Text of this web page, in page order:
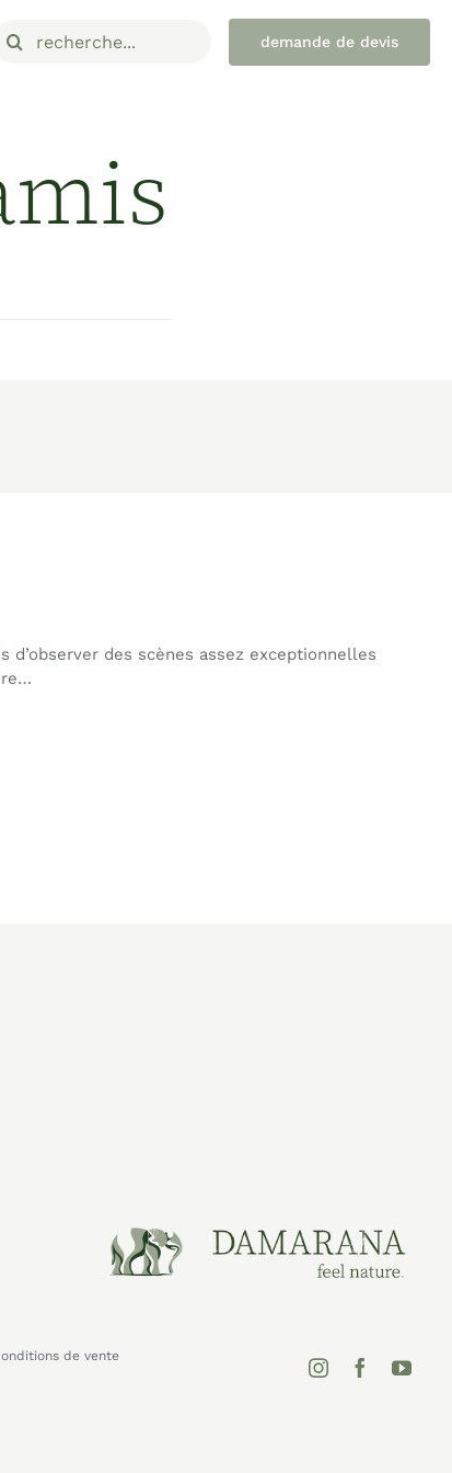
Rechercher:
demande de devis
des scènes assez exceptionnelles
de vente